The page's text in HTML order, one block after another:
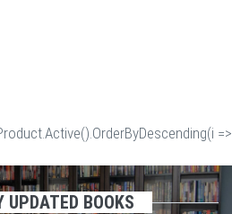
=>
UPDATED BOOKS